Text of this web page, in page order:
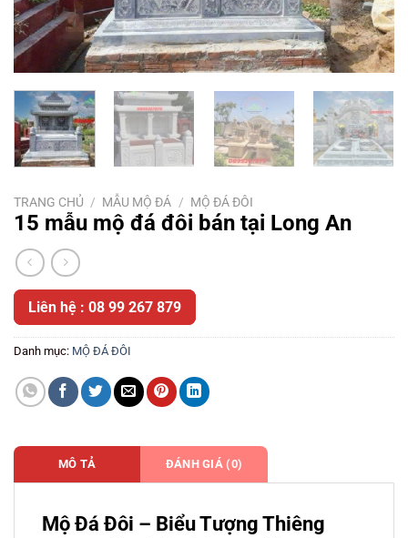
TRANG CHỦ / MẪU MỘ ĐÁ / MỘ ĐÁ ĐÔI
15 mẫu mộ đá đôi bán tại Long An
Liên hệ : 08 99 267 879
Danh mục: MỘ ĐÁ ĐÔI
MÔ TẢ ĐÁNH GIÁ (0)
Mộ Đá Đôi – Biểu Tượng Thiêng